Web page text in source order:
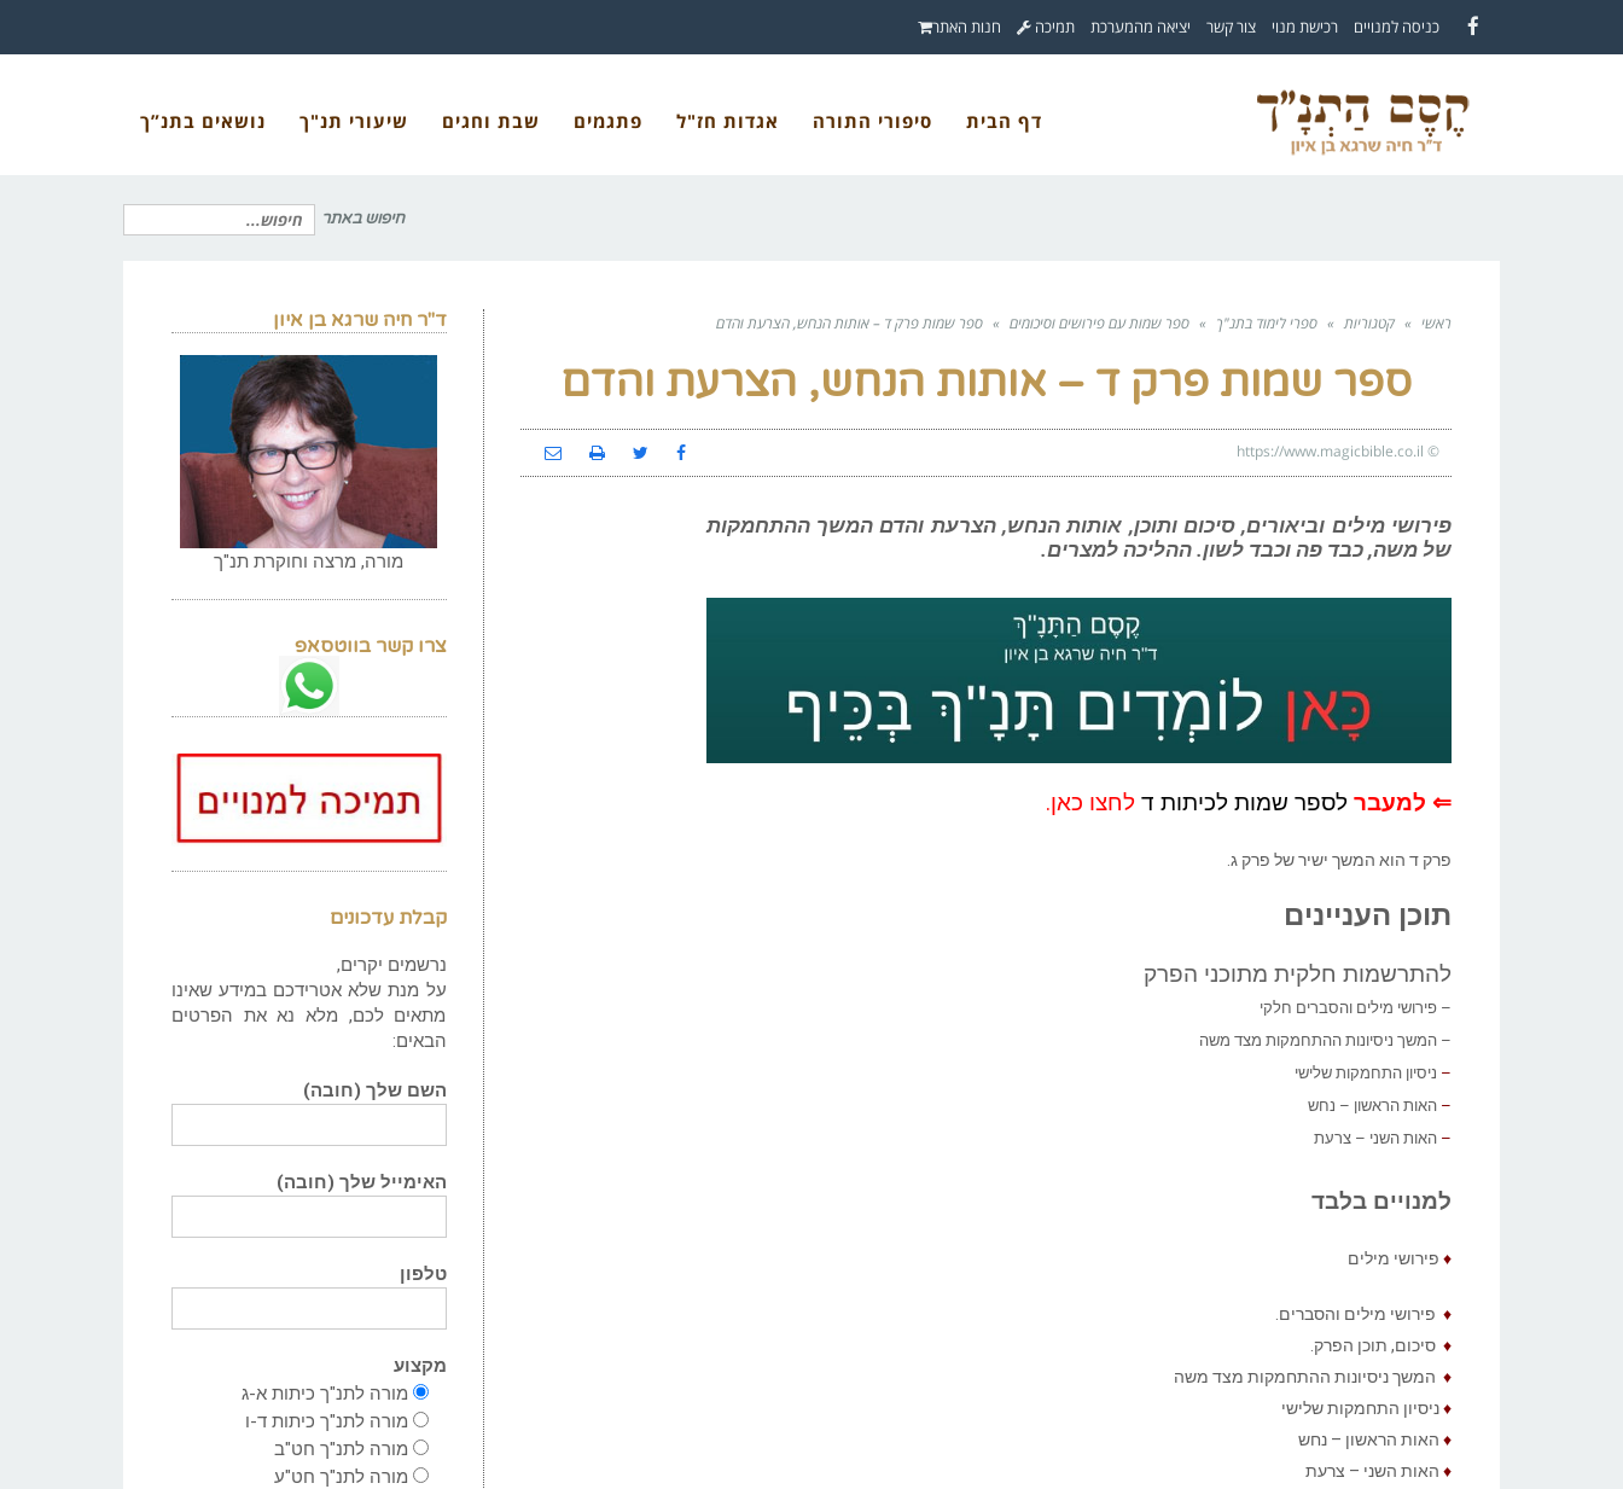
Facebook
כניסה למנויים רכישת מנוי צור קשר יציאה מהמערכת תמיכה חנות האתר
דף הבית סיפורי התורה אגדות חז"ל פתגמים שבת וחגים שיעורי תנ"ך נושאים בתנ”ך
חיפוש באתר
עבור: ראשי » קטגוריות » ספרי לימוד בתנ"ך » ספר שמות עם פירושים וסיכומים » ספר שמות פרק ד – אותות הנחש, הצרעת והדם
ספר שמות פרק ד – אותות הנחש, הצרעת והדם
©
https://www.magicbible.co.il
פירושי מילים וביאורים, סיכום ותוכן, אותות הנחש, הצרעת והדם המשך ההתחמקות
של משה, כבד פה וכבד לשון. ההליכה למצרים.
⇐ למעבר לספר שמות לכיתות ד לחצו כאן.
פרק ד הוא המשך ישיר של פרק ג.
תוכן העניינים
להתרשמות חלקית מתוכני הפרק
– פירושי מילים והסברים חלקי
– המשך ניסיונות ההתחמקות מצד משה
– ניסיון התחמקות שלישי
– האות הראשון – נחש
– האות השני – צרעת
למנויים בלבד
♦ פירושי מילים
♦ פירושי מילים והסברים.
♦ סיכום, תוכן הפרק.
♦ המשך ניסיונות ההתחמקות מצד משה
♦ניסיון התחמקות שלישי
♦ האות הראשון – נחש
♦ האות השני – צרעת
ד"ר חיה שרגא בן איון
מורה, מרצה וחוקרת תנ"ך
צרו קשר בווטסאפ
קבלת עדכונים
נרשמים יקרים,
על מנת שלא אטרידכם במידע שאינו
מתאים לכם, מלא נא את הפרטים
הבאים:
השם שלך (חובה)
האימייל שלך (חובה)
טלפון
מקצוע
מורה לתנ"ך כיתות א-ג
מורה לתנ"ך כיתות ד-ו
מורה לתנ"ך חט"ב
מורה לתנ"ך חט"ע